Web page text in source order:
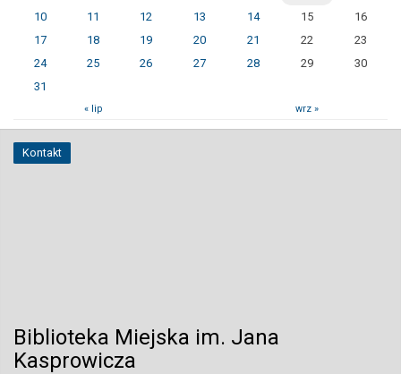
10
11 12 13 14 15
16
17
18 19 20 21 22
23
24
25 26 27 28 29
30
31
« lip wrz »
Kontakt
Biblioteka Miejska im. Jana
Kasprowicza